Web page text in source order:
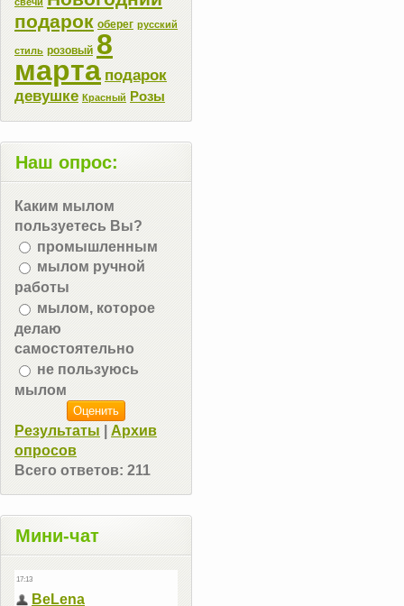
подарок оберег русский
стиль розовый 8
марта подарок
девушке Красный Розы
Наш опрос:
Каким мылом
пользуетесь Вы?
промышленным
мылом ручной
работы
мылом, которое
делаю
самостоятельно
не пользуюсь
мылом
Результаты
Архив
опросов
Всего ответов: 211
Мини-чат